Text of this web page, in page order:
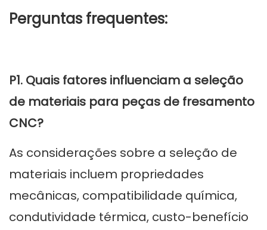
Perguntas frequentes:
P1. Quais fatores influenciam a seleção
de materiais para peças de fresamento
CNC?
As considerações sobre a seleção de
materiais incluem propriedades
mecânicas, compatibilidade química,
condutividade térmica, custo-benefício